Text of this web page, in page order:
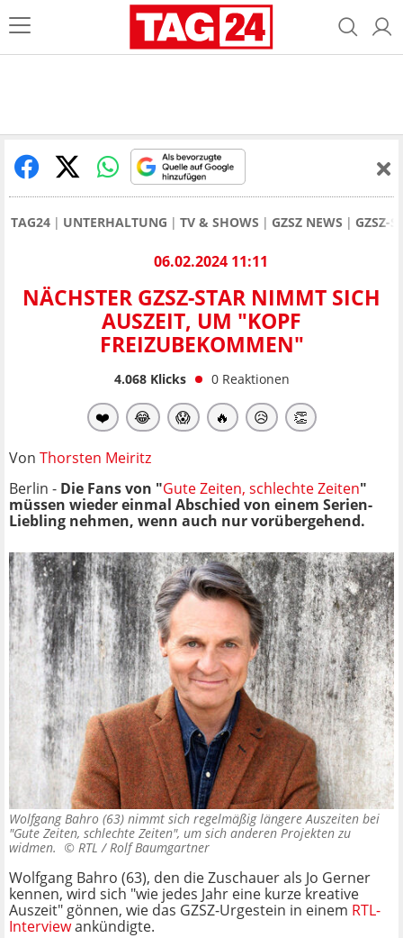
TAG24 UNTERHALTUNG TV & SHOWS GZSZ NEWS GZSZ-
06.02.2024 11:11
NÄCHSTER GZSZ-STAR NIMMT SICH
AUSZEIT, UM "KOPF
FREIZUBEKOMMEN"
4.068Klicks 0 Reaktionen
❤️ 😂 😱 🔥 😥 👏
Von Thorsten Meiritz
Berlin - Die Fans von "Gute Zeiten, schlechte Zeiten"
müssen wieder einmal Abschied von einem Serien-
Liebling nehmen, wenn auch nur vorübergehend.
Wolfgang Bahro (63) nimmt sich regelmäßig längere Auszeiten bei
"Gute Zeiten, schlechte Zeiten", um sich anderen Projekten zu
widmen. © RTL / Rolf Baumgartner
Wolfgang Bahro (63), den die Zuschauer als Jo Gerner
kennen, wird sich "wie jedes Jahr eine kurze kreative
Auszeit" gönnen, wie das GZSZ-Urgestein in einem RTL-
Interviewankündigte.